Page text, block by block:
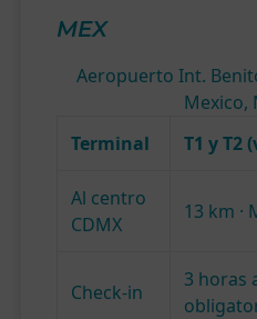
MEX
Aeropuerto Int.
Mexico,
Terminal
T1 y T2
Al centro
CDMX
13 km ·
Check-in
3 horas